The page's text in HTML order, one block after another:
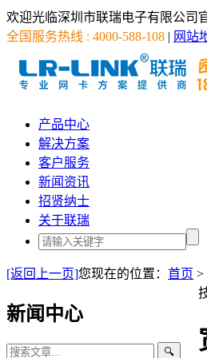
欢迎光临深圳市联瑞电子有限公司
全国服务热线 : 4000-588-108 | 网站
产品中心
解决方案
客户服务
新闻资讯
招贤纳士
关于联瑞
[返回上一页]您现在的位置： 首页 >
新闻中心
🔍